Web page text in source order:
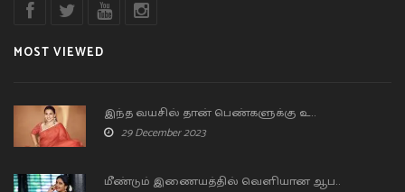
MOST VIEWED
இந்த வயசில் தான் பெண்களுக்கு உ..
29 December 2023
மீண்டும் இணையத்தில் வெளியான ஆப..